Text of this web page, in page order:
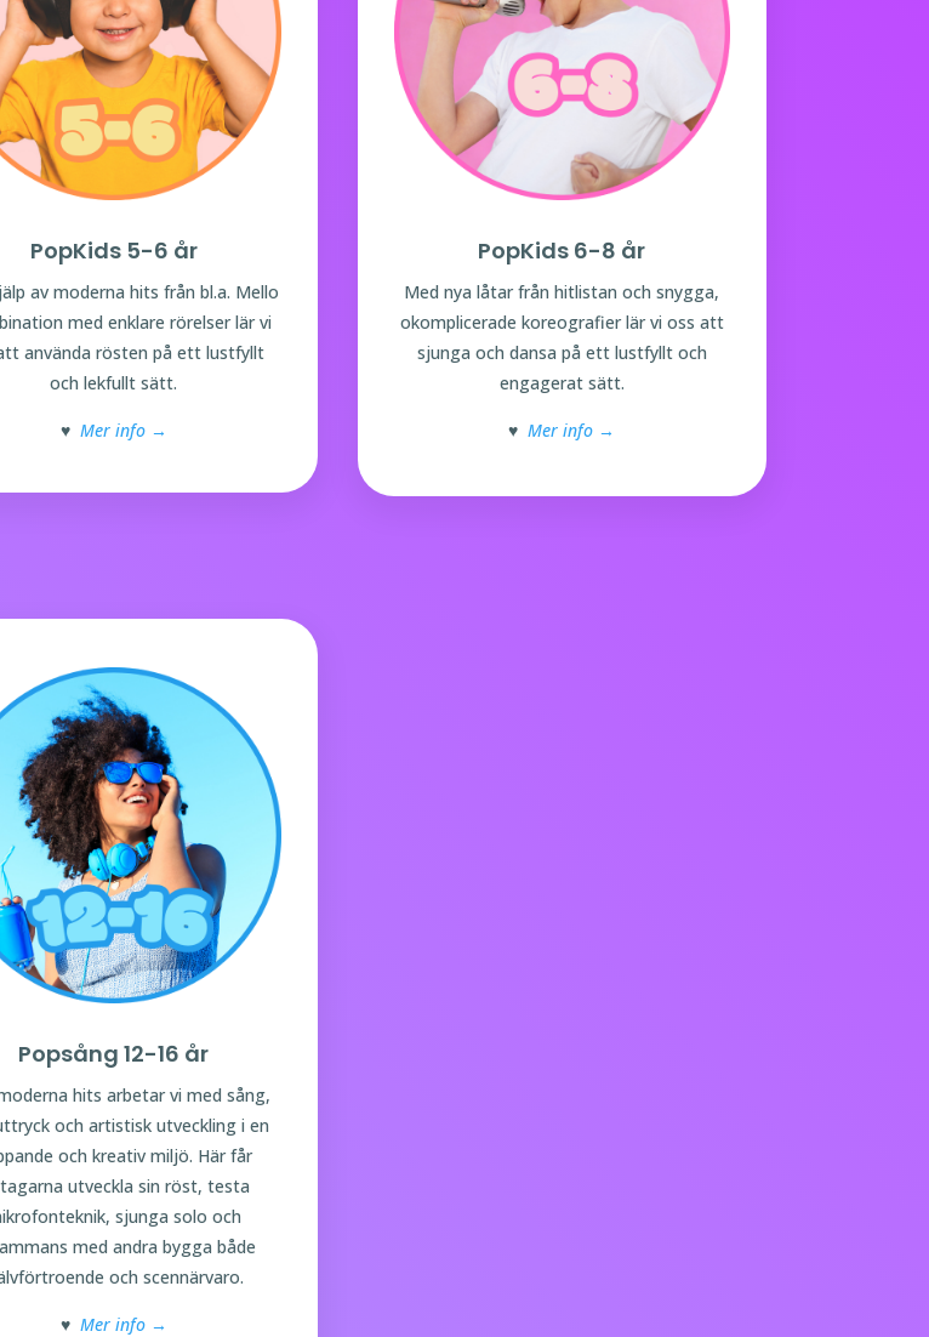
PopKids 5-6 år
av moderna hits från bl.a. Mello
med enklare rörelser lär vi
använda rösten på ett lustfyllt
och lekfullt sätt.
♥ Mer info →
PopKids 6-8 år
Med nya låtar från hitlistan och snygga,
okomplicerade koreografier lär vi oss att
sjunga och dansa på ett lustfyllt och
engagerat sätt.
♥ Mer info →
Popsång 12-16 år
hits arbetar vi med sång,
och artistisk utveckling i en
och kreativ miljö. Här får
utveckla sin röst, testa
sjunga solo och
med andra bygga både
och scennärvaro.
♥ Mer info →